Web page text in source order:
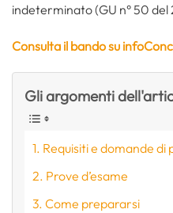
indeterminato (GU n° 50
Consulta il bando su
Gli argomenti
Requisiti e domande di
Prove d’esame
Come prepararsi